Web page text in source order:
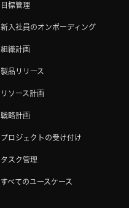
目標管理
新入社員のオンボーディング
組織計画
製品リリース
リソース計画
戦略計画
プロジェクトの受け付け
タスク管理
すべてのユースケース